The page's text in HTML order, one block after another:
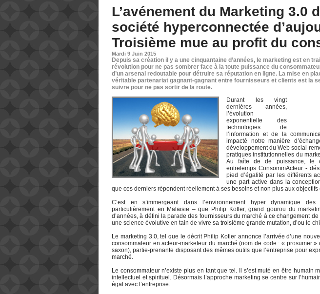
L’avénement du Marketing 3.0
société hyperconnectée
Troisième mue au profit du
Mardi 9 Juin 2015
Depuis sa création il y a une cinquantaine d’années, le marketing est en
révolution pour ne pas sombrer face à la toute puissance du
d’un arsenal redoutable pour détruire sa réputation en ligne. La mise en
véritable partenariat gagnant-gagnant entre fournisseurs et clients est la
suivre pour ne pas sortir de la route.
Durant les vingt
dernières années,
l’évolution
exponentielle des
technologies de
l’information et de la
impacté notre manière
développement du Web social
pratiques institutionnelles du
Au faîte de de puissance, le
entretemps ConsommActeur -
pied d’égalité par les différents
une part active dans la
que ces derniers répondent réellement à ses besoins et non plus aux
C’est en s’immergeant dans l’environnement hyper dynamique
particulièrement en Malaisie – que Philip Kotler, grand gourou du
d’années, à défini la parade des fournisseurs du marché à ce changement
une science évolutive en tain de vivre sa troisième grande mutation, d’ou le
Le marketing 3.0, tel que le décrit Philip Kotler annonce l’arrivée d’une
consommateur en acteur-marketeur du marché (nom de code : « prosumer
saxon), partie-prenante disposant des mêmes outils que l’entreprise pour
marché.
Le consommateur n’existe plus en tant que tel. Il s’est muté en être humain
intellectuel et spirituel. Désormais l’approche marketing se centre sur
égal avec l’entreprise.